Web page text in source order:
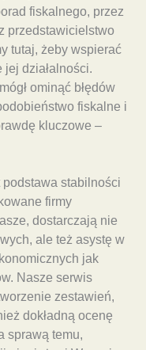
fiskalnego, przez
przedstawicielstwo
tutaj, żeby wspierać
działalności.
ominąć błędów
fiskalne i
kluczowe –
podstawa stabilności
firmy
dostarczają nie
ale też asystę w
jak
Nasze serwis
zestawień,
dokładną ocenę
sprawą temu,